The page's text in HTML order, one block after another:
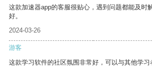
这款加速器app的客服很贴心，遇到问题都能及时
好。
2024-03-26
游客
这款学习软件的社区氛围非常好，可以与其他学习